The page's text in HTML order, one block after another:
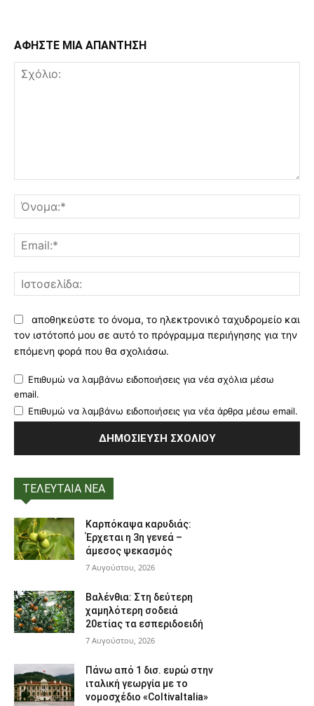
ΑΦΗΣΤΕ ΜΙΑ ΑΠΑΝΤΗΣΗ
αποθηκεύστε το όνομα, το ηλεκτρονικό ταχυδρομείο και
τον ιστότοπό μου σε αυτό το πρόγραμμα περιήγησης για την
επόμενη φορά που θα σχολιάσω.
Επιθυμώ να λαμβάνω ειδοποιήσεις για νέα σχόλια μέσω
email.
Επιθυμώ να λαμβάνω ειδοποιήσεις για νέα άρθρα μέσω email.
ΤΕΛΕΥΤΑΙΑ ΝΕΑ
Καρπόκαψα καρυδιάς:
Έρχεται η 3η γενεά –
άμεσος ψεκασμός
7 Αυγούστου, 2026
Βαλένθια: Στη δεύτερη
χαμηλότερη σοδειά
20ετίας τα εσπεριδοειδή
7 Αυγούστου, 2026
Πάνω από 1 δισ. ευρώ στην
ιταλική γεωργία με το
νομοσχέδιο «ColtivaItalia»